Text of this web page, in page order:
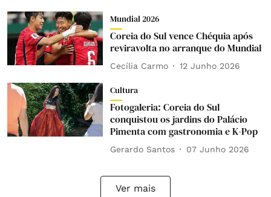
Mundial 2026
Coreia do Sul vence Chéquia após
reviravolta no arranque do Mundial
Cecília Carmo 12 Junho 2026
Cultura
Fotogaleria: Coreia do Sul
conquistou os jardins do Palácio
Pimenta com gastronomia e K-Pop
Gerardo Santos 07 Junho 2026
Ver mais